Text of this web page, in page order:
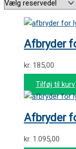
Afbryder
kr. 185,00
Tilføj til kurv
Afbryder
kr. 1.095,00